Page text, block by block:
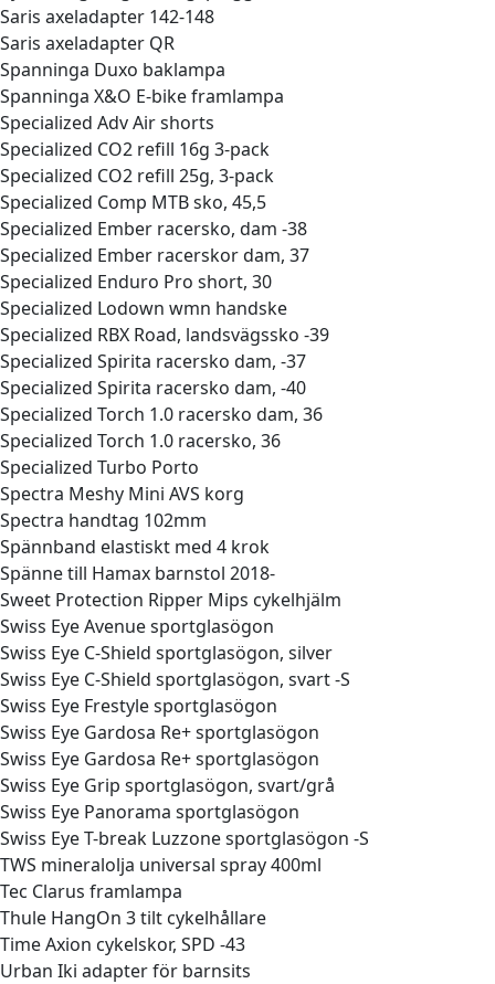
Saris axeladapter 142-148
Saris axeladapter QR
Spanninga Duxo baklampa
Spanninga X&O E-bike framlampa
Specialized Adv Air shorts
Specialized CO2 refill 16g 3-pack
Specialized CO2 refill 25g, 3-pack
Specialized Comp MTB sko, 45,5
Specialized Ember racersko, dam -38
Specialized Ember racerskor dam, 37
Specialized Enduro Pro short, 30
Specialized Lodown wmn handske
Specialized RBX Road, landsvägssko -39
Specialized Spirita racersko dam, -37
Specialized Spirita racersko dam, -40
Specialized Torch 1.0 racersko dam, 36
Specialized Torch 1.0 racersko, 36
Specialized Turbo Porto
Spectra Meshy Mini AVS korg
Spectra handtag 102mm
Spännband elastiskt med 4 krok
Spänne till Hamax barnstol 2018-
Sweet Protection Ripper Mips cykelhjälm
Swiss Eye Avenue sportglasögon
Swiss Eye C-Shield sportglasögon, silver
Swiss Eye C-Shield sportglasögon, svart -S
Swiss Eye Frestyle sportglasögon
Swiss Eye Gardosa Re+ sportglasögon
Swiss Eye Gardosa Re+ sportglasögon
Swiss Eye Grip sportglasögon, svart/grå
Swiss Eye Panorama sportglasögon
Swiss Eye T-break Luzzone sportglasögon -S
TWS mineralolja universal spray 400ml
Tec Clarus framlampa
Thule HangOn 3 tilt cykelhållare
Time Axion cykelskor, SPD -43
Urban Iki adapter för barnsits